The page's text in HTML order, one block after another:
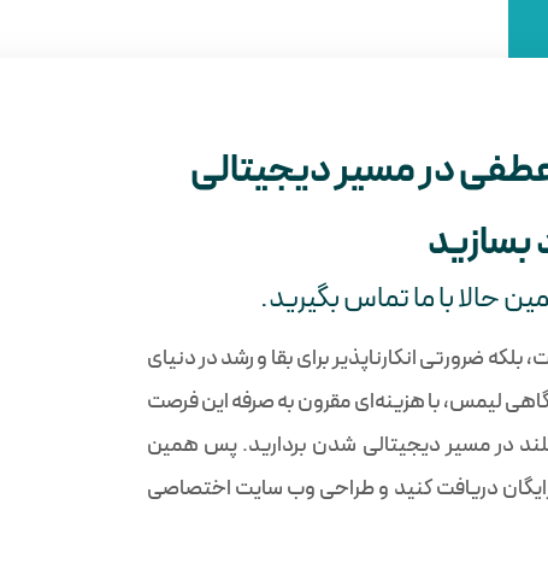
در مسیر دیجیتالی
حالا با ما تماس بگیرید.
ضرورتی انکارناپذیر برای بقا و رشد در دنیای
لیمس، با هزینه‌ای مقرون به صرفه این فرصت
بلند در مسیر دیجیتالی شدن بردارید. پس همین
رایگان دریافت کنید و طراحی وب سایت اختصاصی